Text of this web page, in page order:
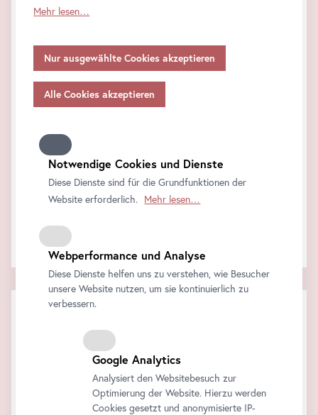
Support & Feedback
Wie können wir behilflich sein?
Für Familien: Sammelspaß
6. August 2026 15:00 - 17:00
Veranstaltungstickets
Gesamtsumme
gilt Ihre Einwilligung auch für die Weitergabe an den
Daten in Staaten ohne Vorliegen eines
Angemessenheitsbeschlusses gem.Art
und ohne geeignete Garantien gem.
übermitteln, so gilt Ihre Einwilligung auch hierfür.
Funktionen unseres
stehen, wenn Sie nicht alle Zwecke zulassen. Weitere
Informationen zum Datenschutz, Ihren Rechten und
Kontaktdaten des Verantwortlichen und der
Datenschutzbeauftragten finden Sie in unserer
Mehr lesen…
Notwendige Cookies und Dienste
Diese Dienste sind für die Grundfunktionen der
Website erforderlich. Mehr lesen…
Webperformance und Analyse
Diese Dienste helfen uns zu verstehen, wie Besucher
unsere Website nutzen, um sie kontinuierlich zu
verbessern.
Google Analytics
Analysiert den Websitebesuch zur
Optimierung der Website. Hierzu werden
Cookies gesetzt und anonymisierte IP-